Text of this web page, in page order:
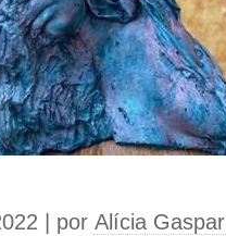
| por Alícia Gaspar